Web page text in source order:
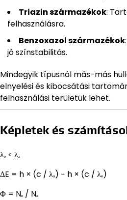
Triazin származékok:
felhasználásra.
Benzoxazol származékok
jó színstabilitás.
Mindegyik típusnál más-más
elnyelési és kibocsátási
felhasználási területük lehet.
Képletek és
λₑ < λₐ
ΔE = h × (c / λₐ) − h × (c / λₑ)
Φ = Nₑ / Nₐ